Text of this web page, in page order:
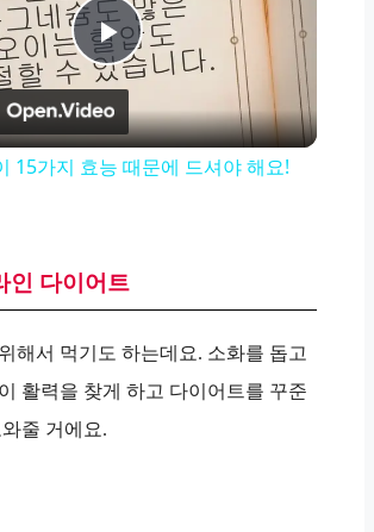
Play
Video
15가지 효능 때문에 드셔야 해요!
인 다이어트
해서 먹기도 하는데요. 소화를 돕고
활력을 찾게 하고 다이어트를 꾸준
줄 거에요.